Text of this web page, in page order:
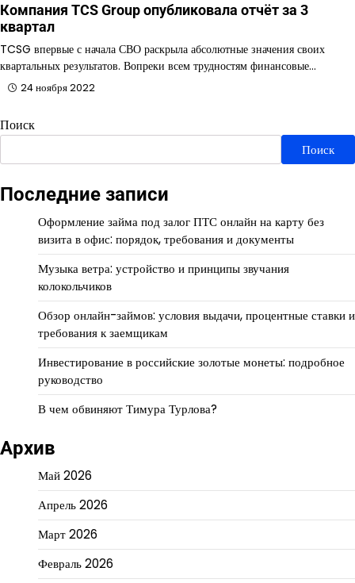
Компания TCS Group опубликовала отчёт за 3
квартал
TCSG впервые с начала СВО раскрыла абсолютные значения своих
квартальных результатов. Вопреки всем трудностям финансовые…
24 ноября 2022
Поиск
Поиск
Последние записи
Оформление займа под залог ПТС онлайн на карту без
визита в офис: порядок, требования и документы
Музыка ветра: устройство и принципы звучания
колокольчиков
Обзор онлайн-займов: условия выдачи, процентные ставки и
требования к заемщикам
Инвестирование в российские золотые монеты: подробное
руководство
В чем обвиняют Тимура Турлова?
Архив
Май 2026
Апрель 2026
Март 2026
Февраль 2026